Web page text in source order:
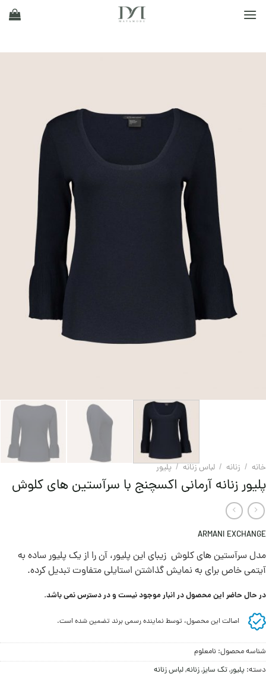
خانه / زنانه / لباس زنانه / پلیور
پلیور زنانه آرمانی اکسچنج با سرآستین های کلوش
ARMANI EXCHANGE
مدل سرآستین های کلوش زیبای این پلیور، آن را از یک پلیور ساده به
آیتمی خاص برای به نمایش گذاشتن استایلی متفاوت تبدیل کرده.
در حال حاضر این محصول در انبار موجود نیست و در دسترس نمی باشد.
اصالت این محصول، توسط نماینده رسمی برند تضمین شده است.
شناسه محصول: نامعلوم
دسته: پلیور,تک سایز,زنانه,لباس زنانه